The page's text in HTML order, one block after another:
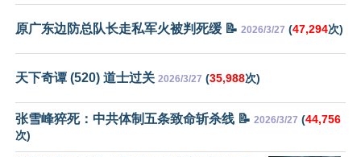
原广东边防总队长走私军火被判死缓 📝 2026/3/27 (47,294次)
天下奇谭 (520) 道士过关 2026/3/27 (35,988次)
张雪峰猝死：中共体制五条致命斩杀线 📝 2026/3/27 (44,756
次)